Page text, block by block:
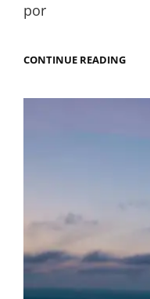
por
CONTINUE READING